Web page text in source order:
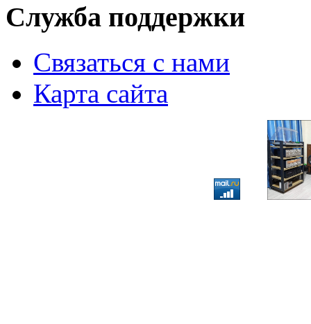
Служба поддержки
Связаться с нами
Карта сайта